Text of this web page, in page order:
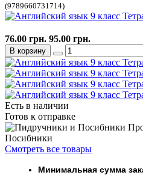
(9789660731714)
Есть в наличии
Готов к отправке
Посибники
Смотреть все товары
Минимальная сумма
76.00 грн. 95.00 грн.
В корзину